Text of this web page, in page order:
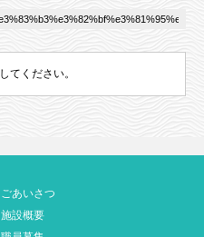
してください。
ごあいさつ
施設概要